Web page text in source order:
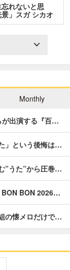
忘れないと思
」スガ シカオ
Monthly
が出演する『百…
」という後悔は…
”うた”から圧巻…
BON BON 2026…
の懐メロだけで…